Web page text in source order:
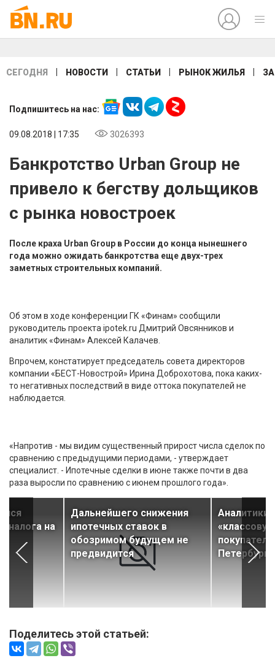
СЕГОДНЯ НОВОСТИ СТАТЬИ РЫНОК ЖИЛЬЯ
Подпишитесь на нас:
09.08.2018 | 17:35 3026393
Банкротство Urban Group не
привело к бегству дольщиков
с рынка новостроек
После краха Urban Group в России до конца нынешнего
года можно ожидать банкротства еще двух-трех
заметных строительных компаний.
Об этом в ходе конференции ГК «Финам» сообщили
руководитель проекта ipotek.ru Дмитрий Овсянников и
аналитик «Финам» Алексей Калачев.
Впрочем, констатирует председатель совета директоров
компании «БЕСТ-Новострой» Ирина Доброхотова, пока каких-
то негативных последствий в виде оттока покупателей не
наблюдается.
«Напротив - мы видим существенный прирост числа сделок по
сравнению с предыдущими периодами, - утверждает
специалист. - Ипотечные сделки в июне также почти в два
раза выросли по сравнению с июнем прошлого года».
налога на
Дальнейшего снижения
ипотечных ставок в
обозримом будущем не
предвидится
Аналитики
Петербурга
Поделитесь этой статьей: